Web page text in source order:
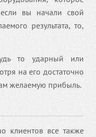
если вы начали свой
результата, то,
то ударный или
на его достаточно
желаемую прибыль.
клиентов все также